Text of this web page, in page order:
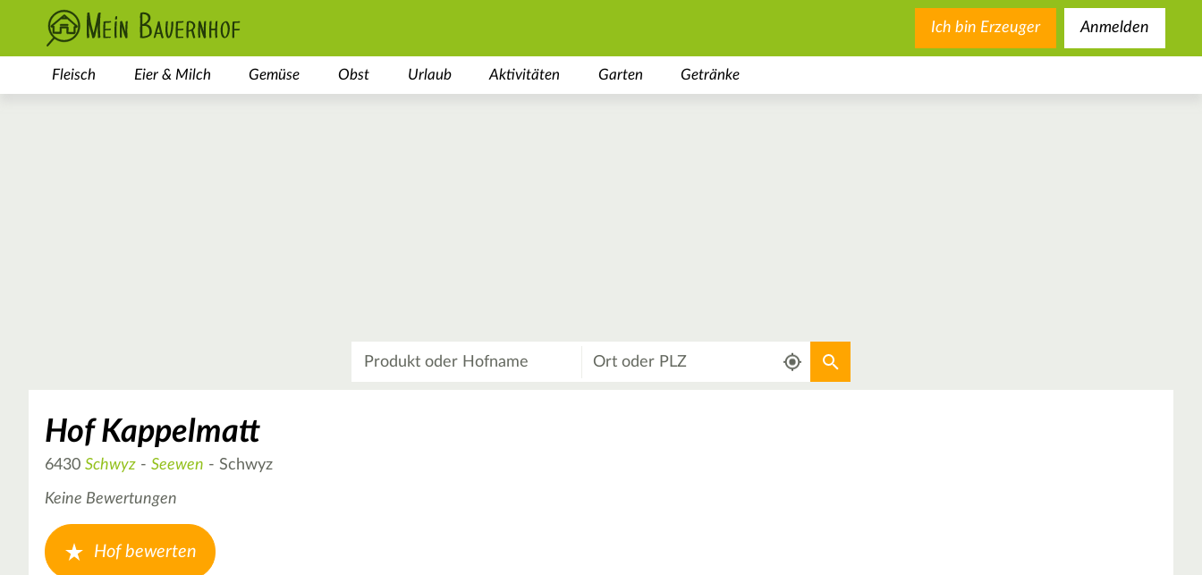
Ich bin Erzeuger Anmelden
Fleisch Eier & Milch Gemüse Obst Urlaub Aktivitäten Garten Getränke
Aktuellen Standort verwenden
Hof Kappelmatt
6430 Schwyz - Seewen - Schwyz
Keine Bewertungen
Hof bewerten